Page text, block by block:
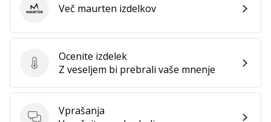
Ocenite izdelek
Ocenite izdelek
Z veseljem bi prebrali vaše mnenje
Vprašanja
maurtenVeč maurten izdelkov